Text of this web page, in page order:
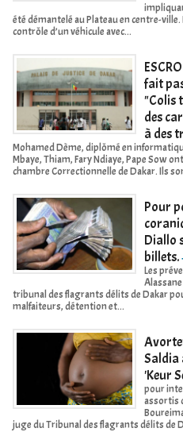
été démantelé au Plateau en centre-
contrôle d’un véhicule avec...
fait
"Colis
des
à des
Mohamed Dème, diplômé en
Mbaye, Thiam, Fary Ndiaye, Pape Sow
chambre Correctionnelle de Dakar. Ils
Pour
Diallo
billets.
Les
tribunal des flagrants délits de Dakar
malfaiteurs, détention et...
Saldia
'Keur
pour
assortis
juge du Tribunal des flagrants délits de